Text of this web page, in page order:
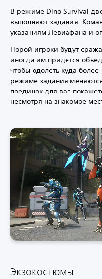
В режиме Dino Survival
выполняют задания.
указаниям Левиафана и
Порой игроки будут
иногда им придется
чтобы одолеть куда
режиме задания
поединок для вас
несмотря на знакомое
Экзокостюмы